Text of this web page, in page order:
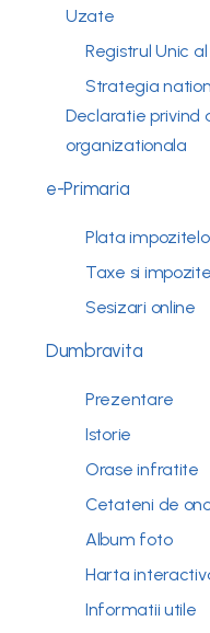
Uzate
Registrul Unic
Strategia
Declaratie
organizationala
e-Primaria
Plata
Taxe si impozite
Sesizari online
Dumbravita
Prezentare
Istorie
Orase infratite
Cetateni de
Album foto
Harta
Informatii utile